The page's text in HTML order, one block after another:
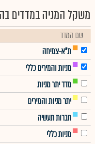
משקל המניה במדדים
שם המדד
ת"א-צמיחה
מניות והמירים כללי
מדד יתר מניות
יתר מניות והמירים
חברות תעשיה
מניות כללי